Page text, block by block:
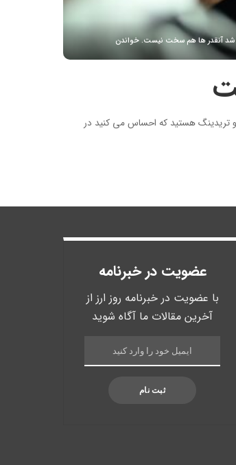
شد آنقدر ها هم سخت نیست. خواندن
تریدینگ هستید که احساس می کنید در
عضویت در خبرنامه
با عضویت در خبرنامه روز ارز از
آخرین مقالات ما آگاه شوید
ثبت نام